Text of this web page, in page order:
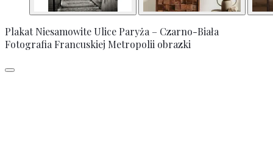
Plakat Niesamowite Ulice Paryża – Czarno-Biała
Fotografia Francuskiej Metropolii obrazki